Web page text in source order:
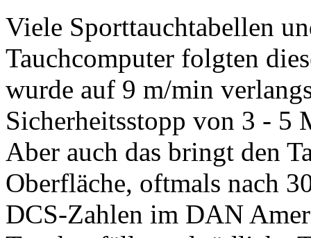
Viele Sporttauchtabellen
Tauchcomputer folgten
wurde auf 9 m/min
Sicherheitsstopp von 3 - 5
Aber auch das bringt den
Oberfläche, oftmals nach
DCS-Zahlen im DAN